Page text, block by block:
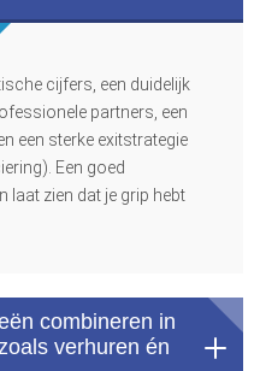
cijfers, een duidelijk
partners, een
een sterke exitstrategie
Een goed
laat zien dat je grip hebt
combineren in
verhuren én